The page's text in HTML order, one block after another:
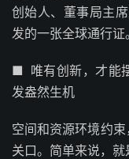
创始人、董事局主
发的一张全球通行证
■ 唯有创新，才能
发盎然生机
空间和资源环境约
关口。简单来说，就